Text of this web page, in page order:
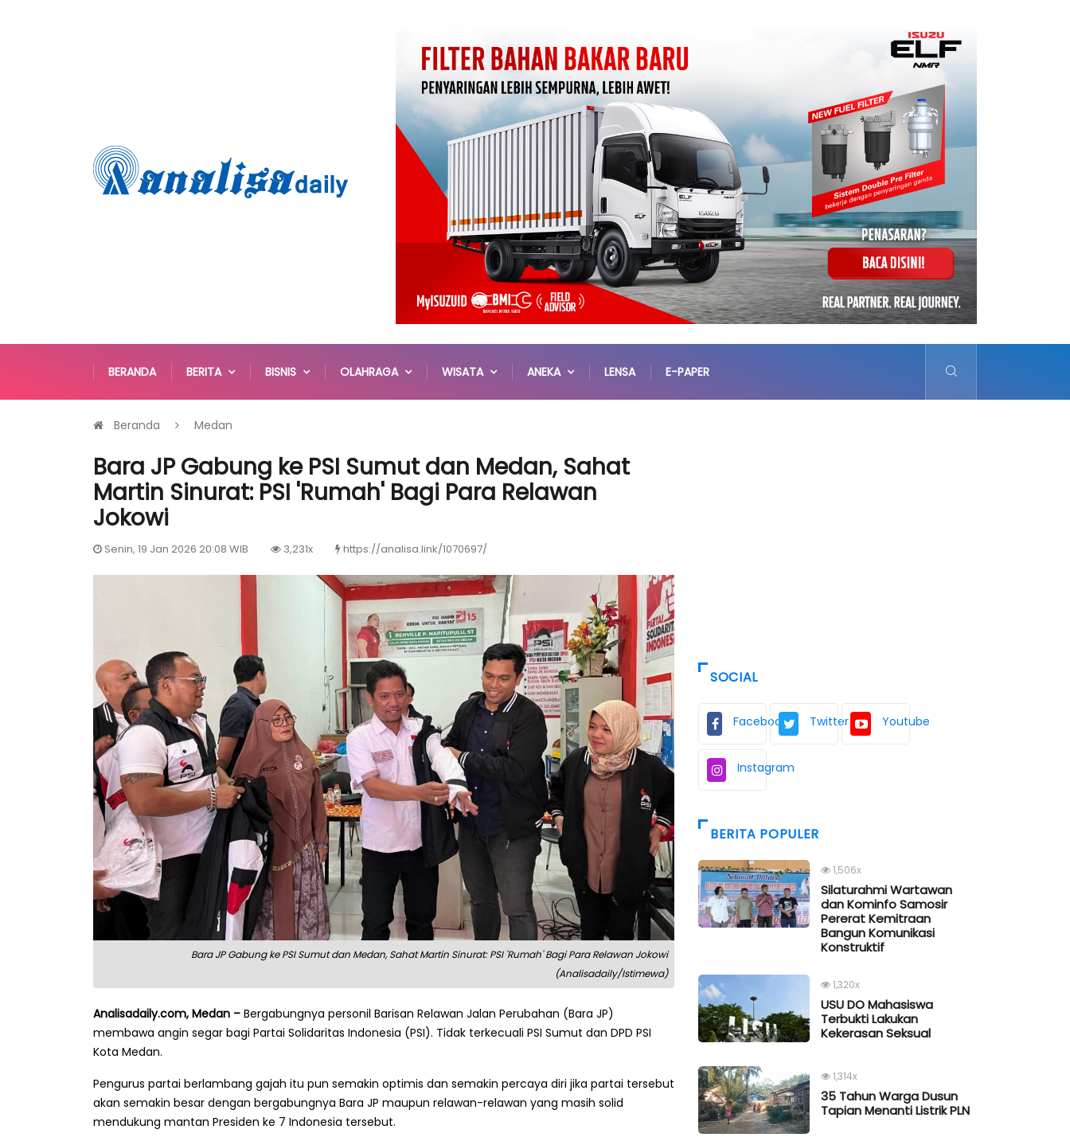
BERANDA BERITA BISNIS OLAHRAGA WISATA ANEKA LENSA E-PAPER
Beranda Medan
Bara JP Gabung ke PSI Sumut dan Medan, Sahat
Martin Sinurat: PSI 'Rumah' Bagi Para Relawan
Jokowi
Senin, 19 Jan 2026 20:08 WIB 3,231x https://analisa.link/1070697/
Bara JP Gabung ke PSI Sumut dan Medan, Sahat Martin Sinurat: PSI 'Rumah' Bagi Para Relawan Jokowi
(Analisadaily/Istimewa)
Analisadaily.com, Medan – Bergabungnya personil Barisan Relawan Jalan Perubahan (Bara JP)
membawa angin segar bagi Partai Solidaritas Indonesia (PSI). Tidak terkecuali PSI Sumut dan DPD PSI
Kota Medan.
Pengurus partai berlambang gajah itu pun semakin optimis dan semakin percaya diri jika partai tersebut
akan semakin besar dengan bergabungnya Bara JP maupun relawan-relawan yang masih solid
mendukung mantan Presiden ke 7 Indonesia tersebut.
SOCIAL
Facebook Twitter Youtube
Instagram
BERITA POPULER
1,506x
Silaturahmi Wartawan
dan Kominfo Samosir
Pererat Kemitraan
Bangun Komunikasi
Konstruktif
1,320x
USU DO Mahasiswa
Terbukti Lakukan
Kekerasan Seksual
1,314x
35 Tahun Warga Dusun
Tapian Menanti Listrik PLN